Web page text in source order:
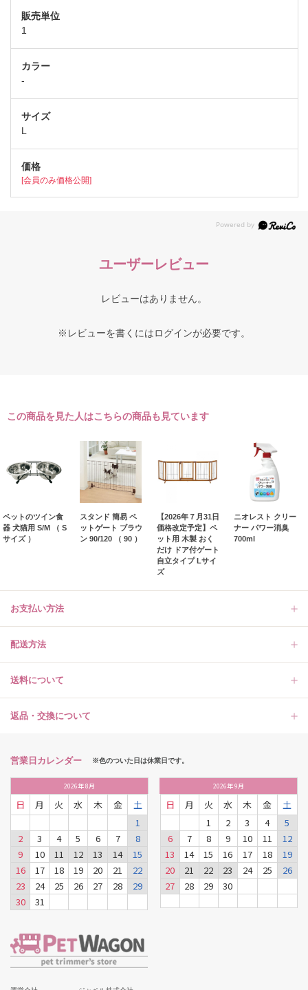
1
-
L
[会員のみ価格公開]
ユーザーレビュー
レビューはありません。
※レビューを書くにはログインが必要です。
この商品を見た人はこちらの商品も見ています
ペットのツイン食
器 犬猫用 S/M （ S
サイズ ）
スタンド 簡易 ペ
ットゲート ブラウ
ン 90/120 （ 90 ）
【2026年７月31日
価格改定予定】ペ
ット用 木製 おく
だけ ドア付ゲート
自立タイプ Lサイ
ズ
ニオレスト クリー
ナー パワー消臭
700ml
お支払い方法
配送方法
送料について
返品・交換について
営業日カレンダー ※色のついた日は休業日です。
2026年8月
日 月 火 水 木 金
土
1
2
3 4 5 6 7
8
9
10 11 12 13 14
15
16
17 18 19 20 21
22
23
24 25 26 27 28
29
30
31
2026年9月
日 月 火 水 木 金
土
1
2 3 4
5
6
7 8 9 10 11
12
13
14 15 16 17 18
19
20
21 22 23 24 25
26
27
28 29 30